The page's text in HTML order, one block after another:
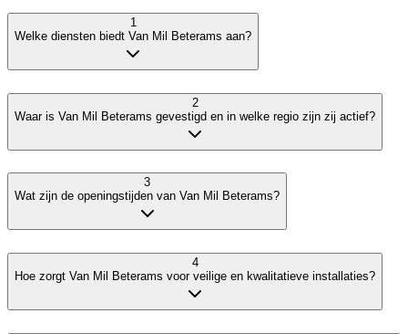
1
Welke diensten biedt Van Mil Beterams aan?
2
Waar is Van Mil Beterams gevestigd en in welke regio zijn zij actief?
3
Wat zijn de openingstijden van Van Mil Beterams?
4
Hoe zorgt Van Mil Beterams voor veilige en kwalitatieve installaties?